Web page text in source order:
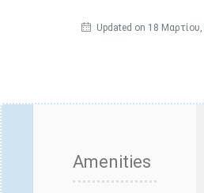
Updated on 18
Amenities